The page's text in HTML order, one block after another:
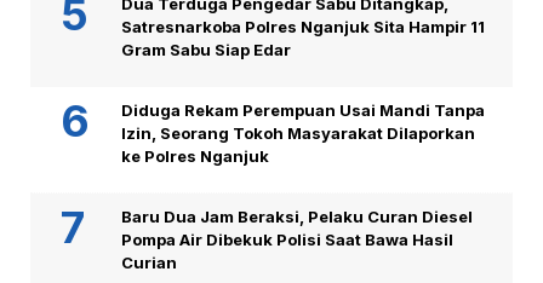
Satresnarkoba Polres Nganjuk Sita Hampir 11
Gram Sabu Siap Edar
Diduga Rekam Perempuan Usai Mandi Tanpa
Izin, Seorang Tokoh Masyarakat Dilaporkan
ke Polres Nganjuk
Baru Dua Jam Beraksi, Pelaku Curan Diesel
Pompa Air Dibekuk Polisi Saat Bawa Hasil
Curian